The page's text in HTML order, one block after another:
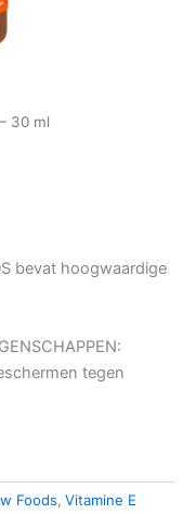
30 ml
bevat hoogwaardige
tegen
Foods, Vitamine E